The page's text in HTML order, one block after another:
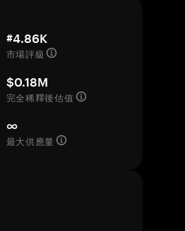
#4.86K
市場評級
$0.18M
完全稀釋後估值
∞
最大供應量